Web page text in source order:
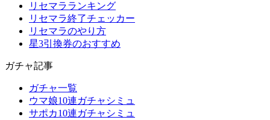
リセマラランキング
リセマラ終了チェッカー
リセマラのやり方
星3引換券のおすすめ
ガチャ記事
ガチャ一覧
ウマ娘10連ガチャシミュ
サポカ10連ガチャシミュ